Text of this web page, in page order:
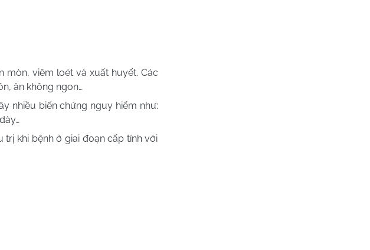
viêm loét và xuất huyết. Các
ăn không ngon…
nhiều biến chứng nguy hiểm như:
khi bệnh ở giai đoạn cấp tính với